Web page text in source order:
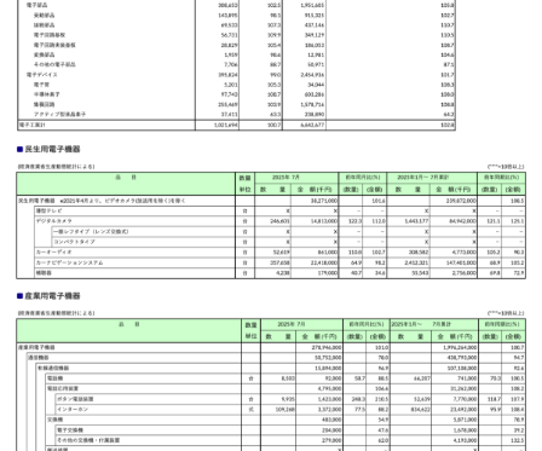
特集記事